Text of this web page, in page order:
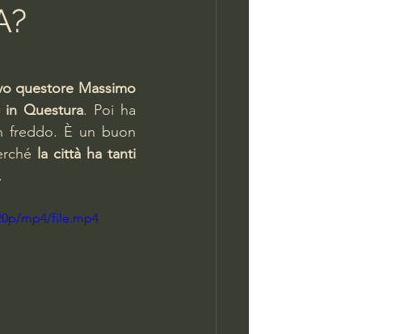
questore Massimo
Questura. Poi ha
freddo. È un buon
la città ha tanti
.
mp4/file.mp4